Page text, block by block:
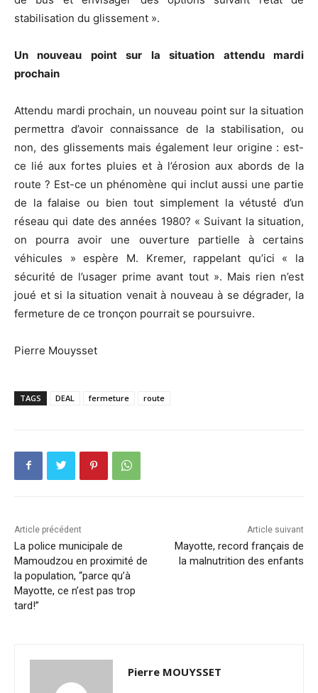
stabilisation du glissement ».
Un nouveau point sur la situation attendu mardi
prochain
Attendu mardi prochain, un nouveau point sur la situation
permettra d’avoir connaissance de la stabilisation, ou
non, des glissements mais également leur origine : est-
ce lié aux fortes pluies et à l’érosion aux abords de la
route ? Est-ce un phénomène qui inclut aussi une partie
de la falaise ou bien tout simplement la vétusté d’un
réseau qui date des années 1980? « Suivant la situation,
on pourra avoir une ouverture partielle à certains
véhicules » espère M. Kremer, rappelant qu’ici « la
sécurité de l’usager prime avant tout ». Mais rien n’est
joué et si la situation venait à nouveau à se dégrader, la
fermeture de ce tronçon pourrait se poursuivre.
Pierre Mouysset
TAGS DEAL fermeture route
Article précédent
La police municipale de
Mamoudzou en proximité de
la population, “parce qu’à
Mayotte, ce n’est pas trop
tard!”
Article suivant
Mayotte, record français de
la malnutrition des enfants
Pierre MOUYSSET